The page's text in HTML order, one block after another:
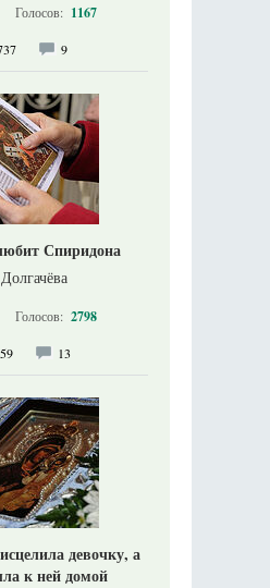
Голосов: 1167
9
Спиридона
Голосов: 2798
13
девочку, а
к ней домой